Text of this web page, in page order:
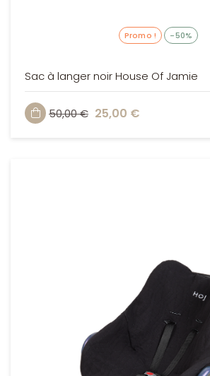
Promo ! -50%
Sac à langer noir House Of Jamie
50,00 € 25,00 €